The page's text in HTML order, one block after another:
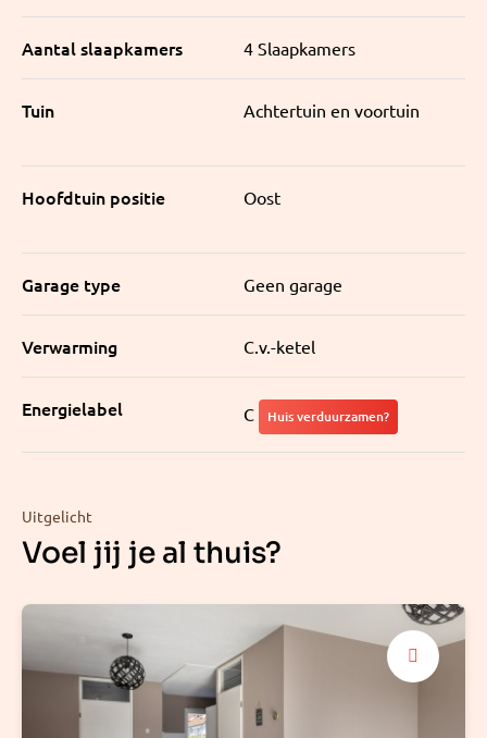
Aantal slaapkamers 4 Slaapkamers
Tuin Achtertuin en voortuin
Hoofdtuin positie Oost
Garage type Geen garage
Verwarming C.v.-ketel
Energielabel C Huis verduurzamen?
Uitgelicht
Voel jij je al thuis?